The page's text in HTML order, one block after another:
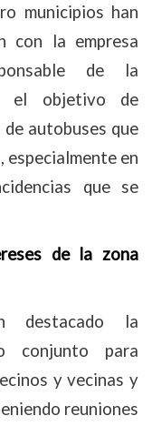
municipios han
con la empresa
de la
el objetivo de
autobuses que
en
que se
de la zona
destacado la
conjunto para
y vecinas y
reuniones